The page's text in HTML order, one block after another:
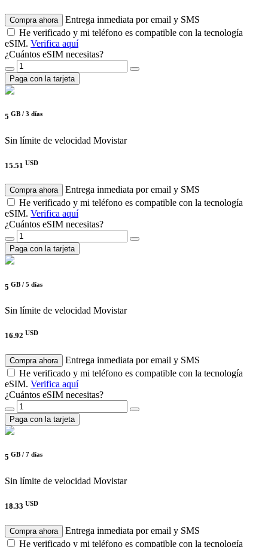
Compra ahora
Entrega inmediata por email y SMS
He verificado y mi teléfono es compatible con la tecnología
eSIM. Verifica aquí
¿Cuántos eSIM necesitas?
Paga con la tarjeta
5 GB / 3 días
Sin límite de velocidad Movistar
15.51 USD
Compra ahora
Entrega inmediata por email y SMS
He verificado y mi teléfono es compatible con la tecnología
eSIM. Verifica aquí
¿Cuántos eSIM necesitas?
Paga con la tarjeta
5 GB / 5 días
Sin límite de velocidad Movistar
16.92 USD
Compra ahora
Entrega inmediata por email y SMS
He verificado y mi teléfono es compatible con la tecnología
eSIM. Verifica aquí
¿Cuántos eSIM necesitas?
Paga con la tarjeta
5 GB / 7 días
Sin límite de velocidad Movistar
18.33 USD
Compra ahora
Entrega inmediata por email y SMS
He verificado y mi teléfono es compatible con la tecnología